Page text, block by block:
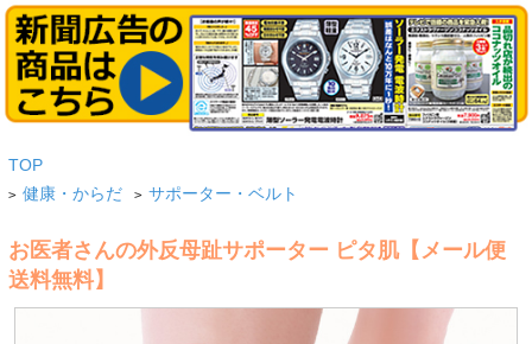
TOP
> 健康・からだ > サポーター・ベルト
お医者さんの外反母趾サポーター ピタ肌【メール便
送料無料】